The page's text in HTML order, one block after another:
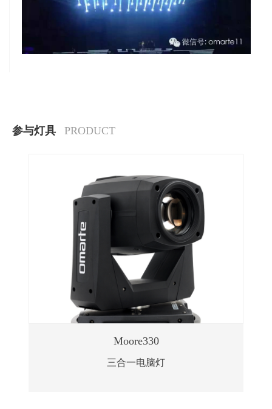
参与灯具 PRODUCT
Moore330
三合一电脑灯